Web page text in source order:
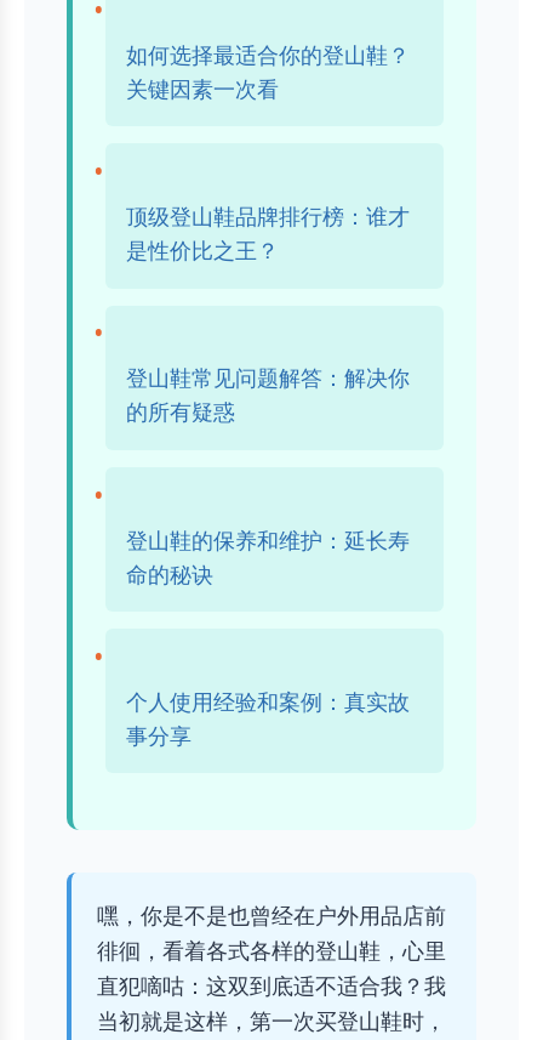
如何选择最适合你的登山鞋？
关键因素一次看
顶级登山鞋品牌排行榜：谁才
是性价比之王？
登山鞋常见问题解答：解决你
的所有疑惑
登山鞋的保养和维护：延长寿
命的秘诀
个人使用经验和案例：真实故
事分享
嘿，你是不是也曾经在户外用品店前
徘徊，看着各式各样的登山鞋，心里
直犯嘀咕：这双到底适不适合我？我
当初就是这样，第一次买登山鞋时，